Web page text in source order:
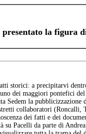
la figura
storici: a precipitarvi
dei maggiori pontefici
Sedem la pubblicizzazione
collaboratori
dei fatti e dei
su Pacelli da parte di